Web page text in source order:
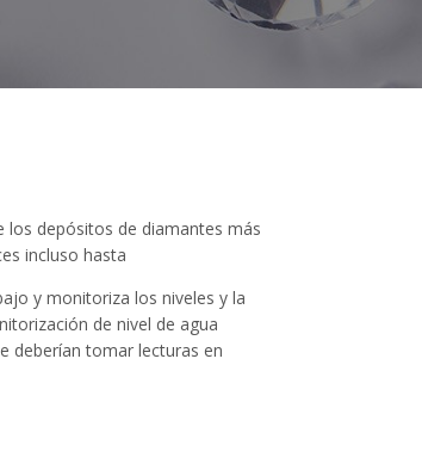
los depósitos de diamantes más
incluso hasta
y monitoriza los niveles y la
de nivel de agua
deberían tomar lecturas en